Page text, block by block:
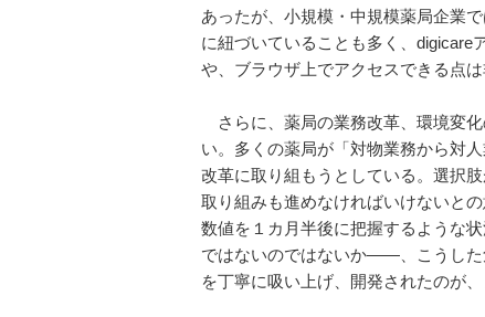
あったが、小規模・中規模薬局企業
に紐づいていることも多く、digicare
や、ブラウザ上でアクセスできる点は
さらに、薬局の業務改革、環境変
い。多くの薬局が「対物業務から対
改革に取り組もうとしている。選択
取り組みも進めなければいけないと
数値を１カ月半後に把握するような
ではないのではないか――、こうした
を丁寧に吸い上げ、開発されたのが